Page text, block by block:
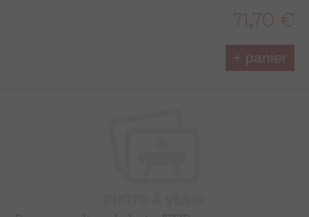
71,70 €
+ panier